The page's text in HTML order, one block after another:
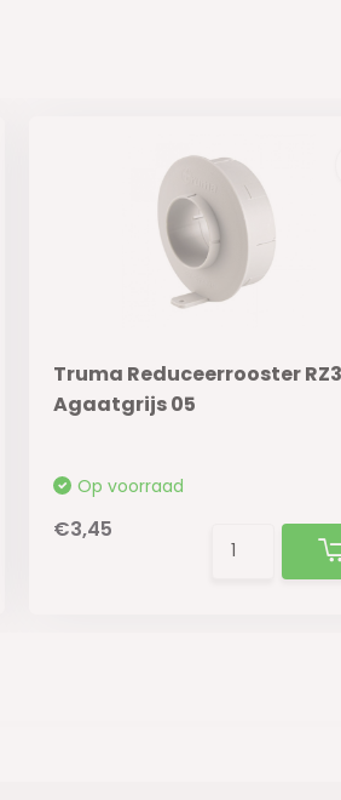
Truma Reduceerrooster
Agaatgrijs 05
Op voorraad
€3,45